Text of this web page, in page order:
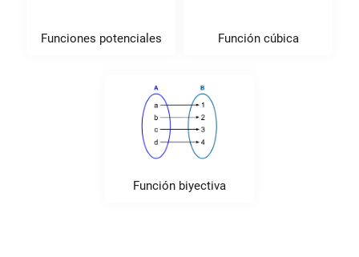
Funciones potenciales Función cúbica
Función biyectiva